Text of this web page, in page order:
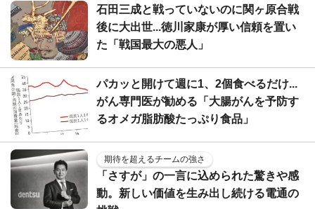
石田三成と戦っていないのに関ヶ原合戦
後に大出世...徳川家康が厚い信頼を置い
た「戦国最大の悪人」
パカッと開けて週に1、2個食べるだけ...
がん専門医が勧める「大腸がんを予防す
るオメガ脂肪酸たっぷり食品」
期待を超えるチームの強さ
「さすが」の一言に込められた驚きや感
動。新しい価値を生み出し続ける電通の